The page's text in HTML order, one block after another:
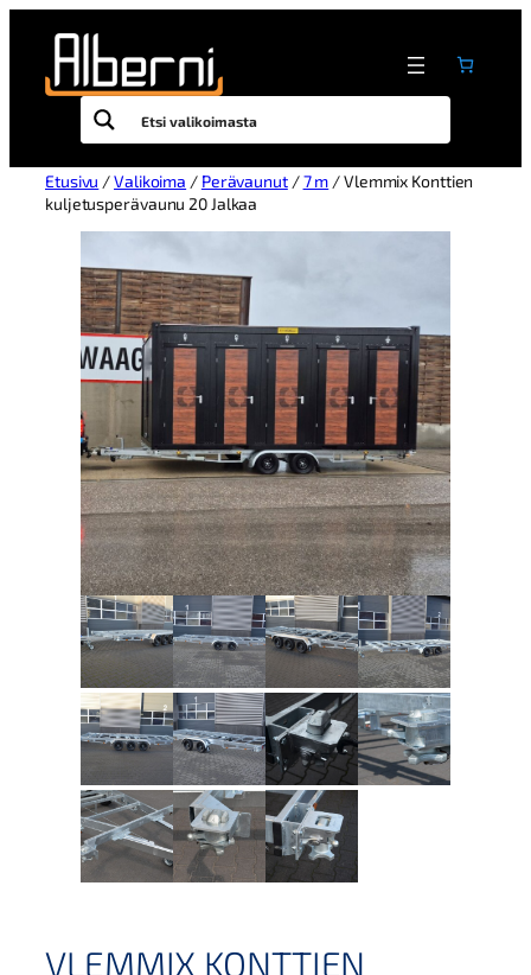
Etusivu /Valikoima / Perävaunut/7 m / Vlemmix Konttien
kuljetusperävaunu 20 Jalkaa
VLEMMIX KONTTIEN